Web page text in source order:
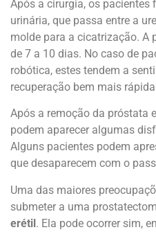
Após a cirurgia, os pacientes
urinária, que passa entre a
molde para a cicatrização. A
de 7 a 10 dias. No caso de
robótica, estes tendem a
recuperação bem mais
Após a remoção da próstata
podem aparecer algumas
Alguns pacientes podem
que desaparecem com o
Uma das maiores
submeter a uma
erétil. Ela pode ocorrer sim,